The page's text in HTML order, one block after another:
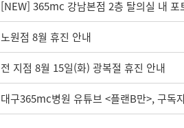
[NEW] 365mc 강남본점 2층 탈의실 내
노원점 8월 휴진 안내
전 지점 8월 15일(화) 광복절 휴진 안내
대구365mc병원 유튜브 <플랜B만>, 구독